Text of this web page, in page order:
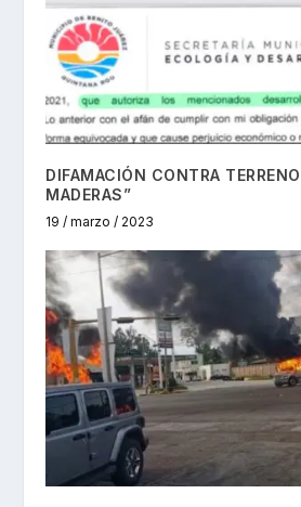
DIFAMACIÓN CONTRA
MADERAS”
19 / marzo / 2023